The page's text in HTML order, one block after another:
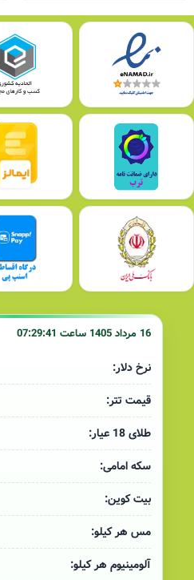
16 مرداد 1405 ساعت 07:29:41
نرخ دلار:
قیمت تتر:
طلای 18 عیار:
سکه امامی:
بیت کوین:
مس هر کیلو:
آلومینیوم هر کیلو: